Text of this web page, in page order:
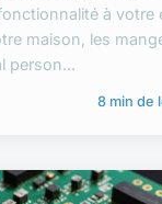
à votre
maison, les
person...
8 min de